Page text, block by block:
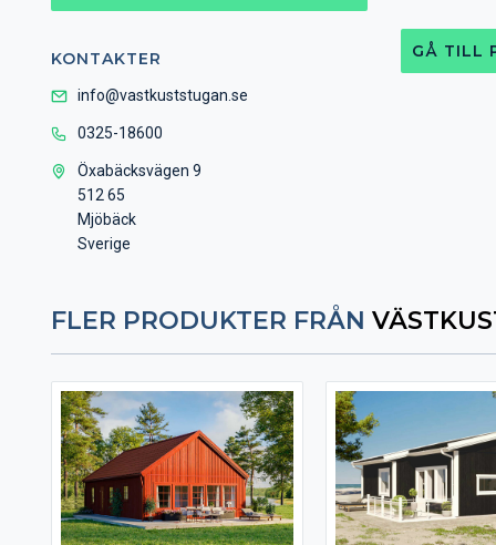
KONTAKTER
info@vastkuststugan.se
0325-18600
Öxabäcksvägen 9
512 65
Mjöbäck
Sverige
GÅ TILL
FLER PRODUKTER FRÅN